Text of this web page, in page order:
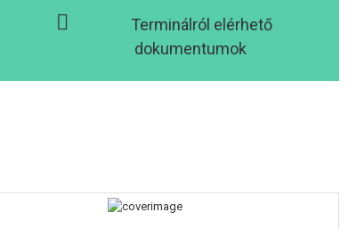
Terminálról elérhető
dokumentumok